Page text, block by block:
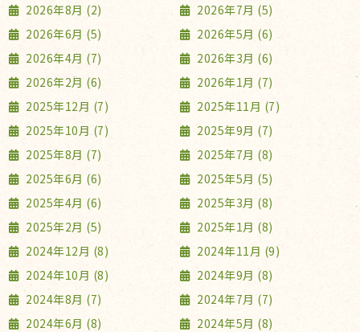
2026年8月 (2)
2026年7月 (5)
2026年6月 (5)
2026年5月 (6)
2026年4月 (7)
2026年3月 (6)
2026年2月 (6)
2026年1月 (7)
2025年12月 (7)
2025年11月 (7)
2025年10月 (7)
2025年9月 (7)
2025年8月 (7)
2025年7月 (8)
2025年6月 (6)
2025年5月 (5)
2025年4月 (6)
2025年3月 (8)
2025年2月 (5)
2025年1月 (8)
2024年12月 (8)
2024年11月 (9)
2024年10月 (8)
2024年9月 (8)
2024年8月 (7)
2024年7月 (7)
2024年6月 (8)
2024年5月 (8)